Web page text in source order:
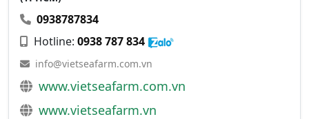
0938787834
Hotline: 0938 787 834
info@vietseafarm.com.vn
www.vietseafarm.com.vn
www.vietseafarm.vn